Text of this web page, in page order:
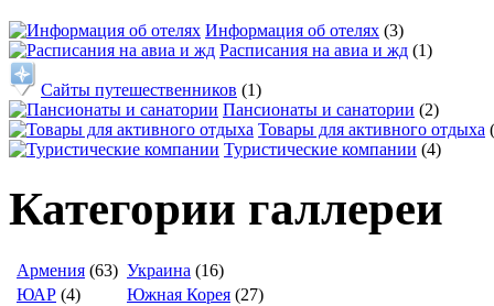
Информация об отелях (3)
Расписания на авиа и жд (1)
Сайты путешественников (1)
Пансионаты и санатории (2)
Товары для активного отдыха
Туристические компании (4)
Категории галлереи
Армения (63) Украина (16)
ЮАР (4) Южная Корея (27)